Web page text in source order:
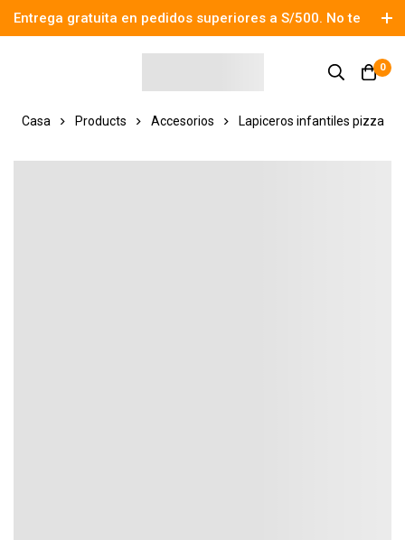
Entrega gratuita en pedidos superiores a S/500. No te
pierdas el descuento.
0
Casa Products Accesorios Lapiceros infantiles pizza